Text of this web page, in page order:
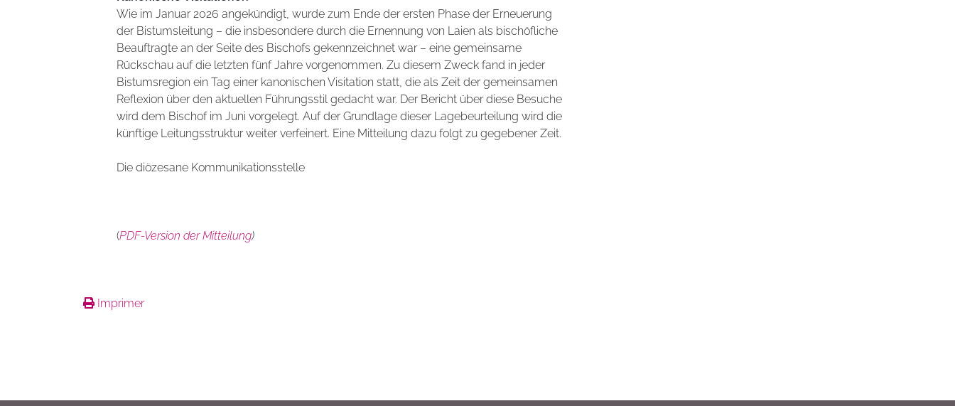
Wie im Januar 2026 angekündigt, wurde zum Ende der ersten Phase der Erneuerung
der Bistumsleitung – die insbesondere durch die Ernennung von Laien als bischöfliche
Beauftragte an der Seite des Bischofs gekennzeichnet war – eine gemeinsame
Rückschau auf die letzten fünf Jahre vorgenommen. Zu diesem Zweck fand in jeder
Bistumsregion ein Tag einer kanonischen Visitation statt, die als Zeit der gemeinsamen
Reflexion über den aktuellen Führungsstil gedacht war. Der Bericht über diese Besuche
wird dem Bischof im Juni vorgelegt. Auf der Grundlage dieser Lagebeurteilung wird die
künftige Leitungsstruktur weiter verfeinert. Eine Mitteilung dazu folgt zu gegebener Zeit.
Die diözesane Kommunikationsstelle
(PDF-Version der Mitteilung)
Imprimer